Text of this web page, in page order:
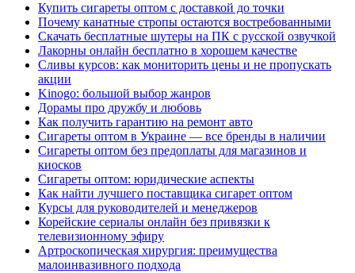
Купить сигареты оптом с доставкой до точки
Почему канатные стропы остаются востребованными
Скачать бесплатные шутеры на ПК с русской озвучкой
Лакорны онлайн бесплатно в хорошем качестве
Сливы курсов: как мониторить цены и не пропускать
акции
Kinogo: большой выбор жанров
Дорамы про дружбу и любовь
Как получить гарантию на ремонт авто
Сигареты оптом в Украине — все бренды в наличии
Сигареты оптом без предоплаты для магазинов и
киосков
Сигареты оптом: юридические аспекты
Как найти лучшего поставщика сигарет оптом
Курсы для руководителей и менеджеров
Корейские сериалы онлайн без привязки к
телевизионному эфиру
Артроскопическая хирургия: преимущества
малоинвазивного подхода